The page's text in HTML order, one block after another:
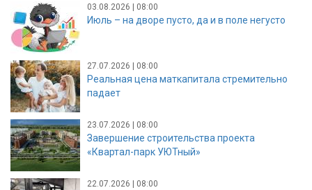
03.08.2026 | 08:00
Июль – на дворе пусто, да и в поле негусто
27.07.2026 | 08:00
Реальная цена маткапитала стремительно
падает
23.07.2026 | 08:00
Завершение строительства проекта
«Квартал-парк УЮТный»
22.07.2026 | 08:00